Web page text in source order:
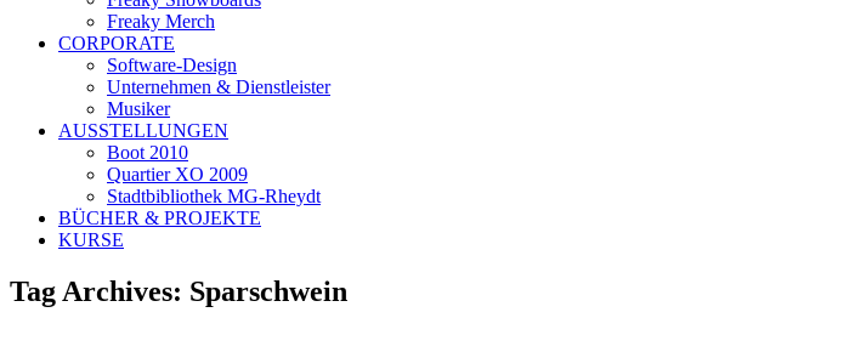
Freaky Merch
CORPORATE
Software-Design
Unternehmen & Dienstleister
Musiker
AUSSTELLUNGEN
Boot 2010
Quartier XO 2009
Stadtbibliothek MG-Rheydt
BÜCHER & PROJEKTE
KURSE
Tag Archives: Sparschwein